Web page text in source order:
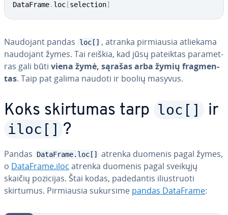
DataFrame. loc [selection]
Naudojant pandas loc[] , atranka pir­miau­sia atliekama
naudojant žymes. Tai reiškia, kad jūsų pateiktas pa­ra­met­
ras gali būti viena žymė, sąrašas arba žymių frag­men­
tas. Taip pat galima naudoti ir boolių masyvus.
Koks skirtumas tarp loc[] ir
iloc[] ?
Pandas DataFrame.loc[]
atrenka duomenis pagal žymes,
o DataFrame.iloc atrenka duomenis pagal sveikųjų
skaičių pozicijas. Štai kodas, pa­de­dan­tis iliust­ruo­ti
skirtumus. Pir­miau­sia sukursime pandas DataFrame: